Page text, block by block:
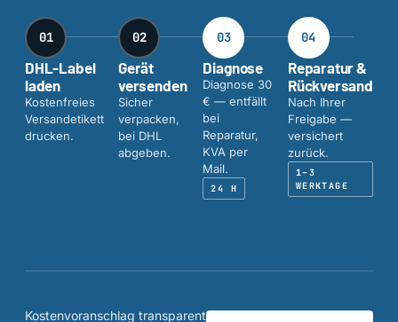
01
DHL-Label
laden
Kostenfreies
Versandetikett
drucken.
02
Gerät
versenden
Sicher
verpacken,
bei DHL
abgeben.
03
Diagnose
Diagnose 30
€ — entfällt
bei
Reparatur,
KVA per
Mail.
24 H
04
Reparatur &
Rückversand
Nach Ihrer
Freigabe —
versichert
zurück.
1–3
WERKTAGE
Kostenvoranschlag transparent